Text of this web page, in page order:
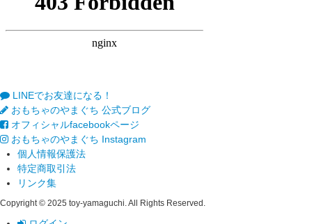
LINEでお友達になる！
おもちゃのやまぐち 公式ブログ
オフィシャルfacebookページ
おもちゃのやまぐち Instagram
個人情報保護法
特定商取引法
リンク集
Copyright © 2025 toy-yamaguchi. All Rights Reserved.